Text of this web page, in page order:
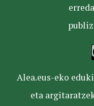
Alea.eus-eko
eta